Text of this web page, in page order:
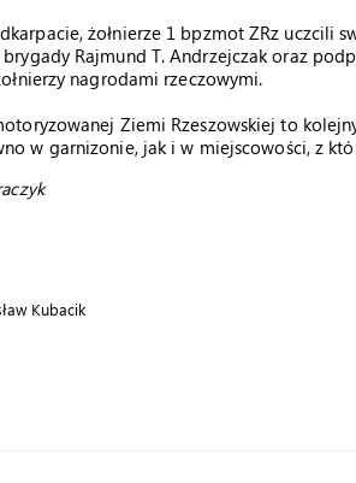
żołnierze 1 bpzmot ZRz uczcili
brygady Rajmund T. Andrzejczak oraz
nagrodami rzeczowymi.
Ziemi Rzeszowskiej to
w garnizonie, jak i w miejscowości, z
Kubacik